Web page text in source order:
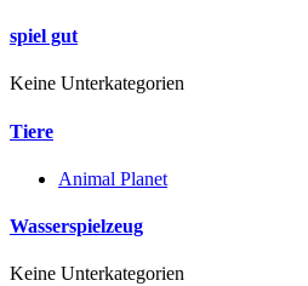
spiel gut
Keine Unterkategorien
Tiere
Animal Planet
Wasserspielzeug
Keine Unterkategorien